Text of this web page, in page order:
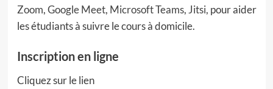
Zoom,Google Meet, Microsoft Teams, Jitsi, pour aider
les étudiants à suivre le cours à domicile.
Inscription en ligne
Cliquez sur le lien